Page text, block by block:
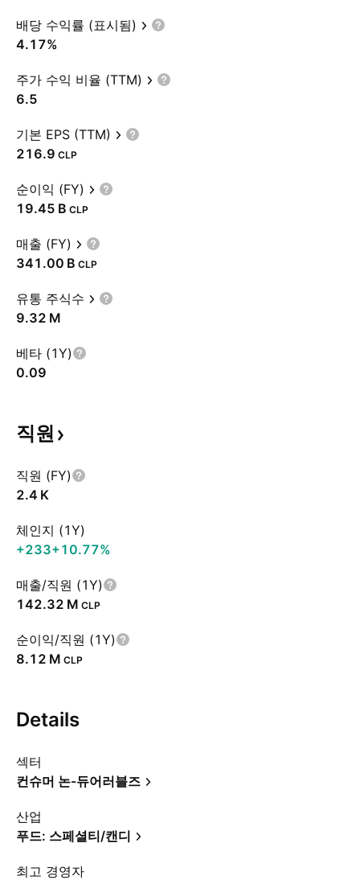
배당 수익률 (표시됨)
4.17%
주가 수익 비율 (TTM)
6.5
기본 EPS (TTM)
216.9 CLP
순이익 (FY)
‪19.45 B‬ CLP
매출 (FY)
‪341.00 B‬ CLP
유통 주식수
‪9.32 M‬
베타 (1Y)
0.09
직원
직원 (FY)
‪2.4 K‬
체인지 (1Y)
+233+10.77%
매출/직원 (1Y)
‪142.32 M‬ CLP
순이익/직원 (1Y)
‪8.12 M‬ CLP
Details
섹터
컨슈머 논-듀어러블즈
산업
푸드: 스페셜티/캔디
최고 경영자